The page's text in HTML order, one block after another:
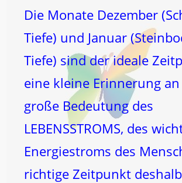
Die Monate Dezember
Tiefe) und Januar
Tiefe) sind der ideale
eine kleine Erinnerung
große Bedeutung des
LEBENSSTROMS, des
Energiestroms des
richtige Zeitpunkt